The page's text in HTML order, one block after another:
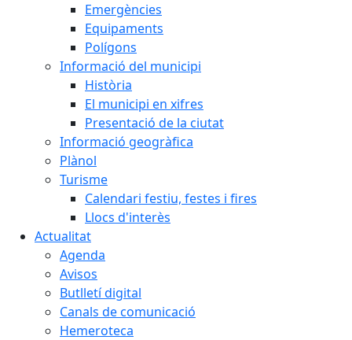
Emergències
Equipaments
Polígons
Informació del municipi
Història
El municipi en xifres
Presentació de la ciutat
Informació geogràfica
Plànol
Turisme
Calendari festiu, festes i fires
Llocs d'interès
Actualitat
Agenda
Avisos
Butlletí digital
Canals de comunicació
Hemeroteca